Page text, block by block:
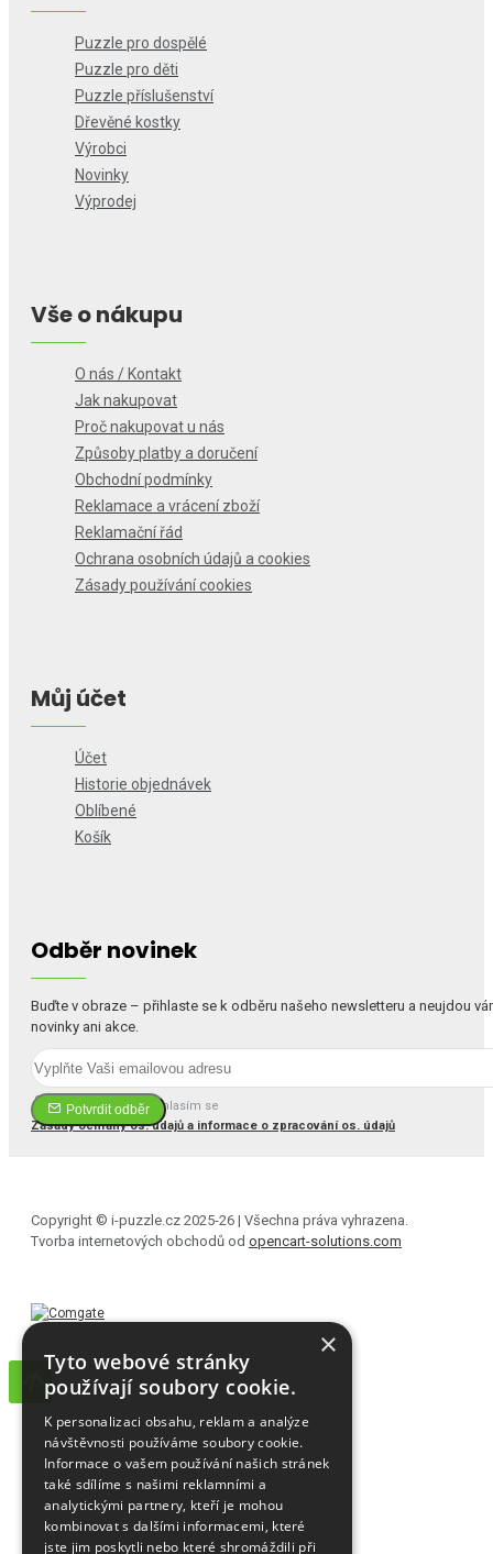
Puzzle pro dospělé
Puzzle pro děti
Puzzle příslušenství
Dřevěné kostky
Výrobci
Novinky
Výprodej
Vše o nákupu
O nás / Kontakt
Jak nakupovat
Proč nakupovat u nás
Způsoby platby a doručení
Obchodní podmínky
Reklamace a vrácení zboží
Reklamační řád
Ochrana osobních údajů a cookies
Zásady používání cookies
Můj účet
Účet
Historie objednávek
Oblíbené
Košík
Odběr novinek
Buďte v obraze – přihlaste se k odběru našeho newsletteru a neujdou
novinky ani akce.
Potvrdit odběr
Četl(a) jsem a souhlasím se
Zásady ochrany os. údajů a informace o zpracování os. údajů
Copyright © i-puzzle.cz 2025-26 | Všechna práva vyhrazena.
Tvorba internetových obchodů od opencart-solutions.com
×
Tyto webové stránky
používají soubory cookie.
K personalizaci obsahu, reklam a analýze
návštěvnosti používáme soubory cookie.
Informace o vašem používání našich stránek
také sdílíme s našimi reklamními a
analytickými partnery, kteří je mohou
kombinovat s dalšími informacemi, které
jste jim poskytli nebo které shromáždili při